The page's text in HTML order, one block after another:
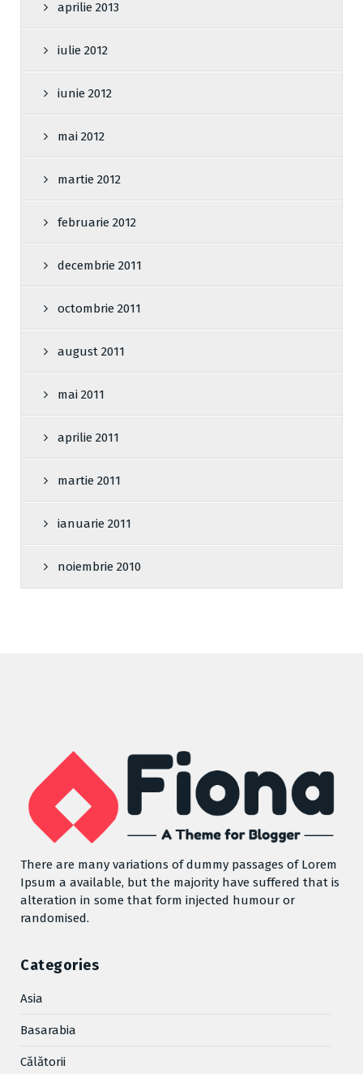
aprilie 2013
iulie 2012
iunie 2012
mai 2012
martie 2012
februarie 2012
decembrie 2011
octombrie 2011
august 2011
mai 2011
aprilie 2011
martie 2011
ianuarie 2011
noiembrie 2010
There are many variations of dummy passages of Lorem
Ipsum a available, but the majority have suffered that is
alteration in some that form injected humour or
randomised.
Categories
Asia
Basarabia
Cǎlǎtorii